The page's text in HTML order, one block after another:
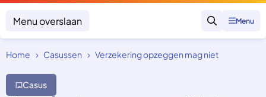
Menu overslaan
Zoeken
Menu
Klacht indienen Mijn klacht
Home Casussen Verzekering opzeggen mag niet
Casus